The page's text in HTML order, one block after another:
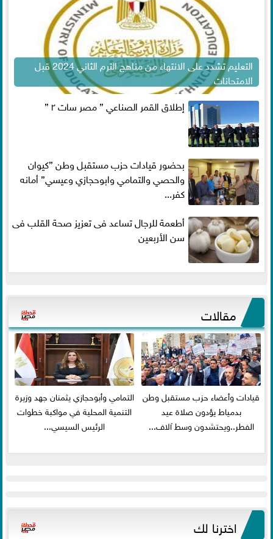
التعليم تشدد على الانتهاء من مناهج الترم الثاني 2024 قبل
الامتحانات
إطلاق القمر الصناعي ” مصر سات ٢ ”
بحضور قيادات حزب مستقبل وطن ”كيوان
والحصي والتمامي وابوحجازي وعيسي” أمانه
كفر...
أطعمة للرجال تساعد فى تعزيز صحة القلب فى
سن الأربعين
مقالات
قيادات وأعضاء حزب مستقبل وطن
بدمياط يؤدون صلاة عيد
الفطر..ويحتشدون وسط آلاف...
التمامي وأبوحجازي يثمنان جهد وزيرة
التنمية المحلية في مواكبة خطوات
الرئيس السيسي...
اخترنا لك